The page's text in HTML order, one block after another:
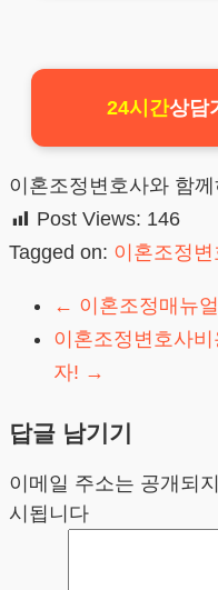
24시간상담
이혼조정변호사와 함
Post Views: 146
Tagged on: 이혼조정
← 이혼조정매뉴
이혼조정변호사
자! →
답글 남기기
이메일 주소는 공개되
시됩니다